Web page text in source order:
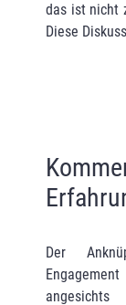
das ist nicht
Diese
Der